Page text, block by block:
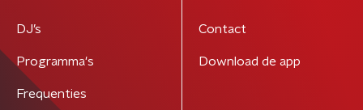
DJ’s
Programma's
Frequenties
Contact
Download de app